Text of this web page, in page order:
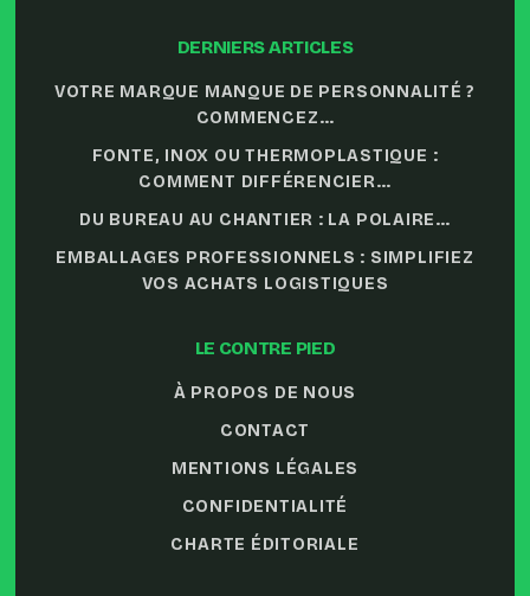
DERNIERS ARTICLES
VOTRE MARQUE MANQUE DE PERSONNALITÉ ?
COMMENCEZ…
FONTE, INOX OU THERMOPLASTIQUE :
COMMENT DIFFÉRENCIER…
DU BUREAU AU CHANTIER : LA POLAIRE…
EMBALLAGES PROFESSIONNELS : SIMPLIFIEZ
VOS ACHATS LOGISTIQUES
LE CONTRE PIED
À PROPOS DE NOUS
CONTACT
MENTIONS LÉGALES
CONFIDENTIALITÉ
CHARTE ÉDITORIALE